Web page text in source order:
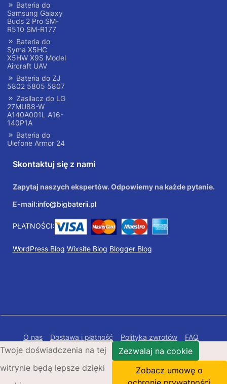
Bateria do
Samsung Galaxy
Buds 2 Pro SM-
R510 SM-R177
Bateria do
Syma X5HC
X5HW X9S Model
Aircraft UAV
Bateria do ZJ
5802 5805 5807
Zasilacz do LG
27MU88-W
A140A001L A16-
140P1A
Bateria do
Ulefone Armor 24
Skontaktuj się z nami
Zapytaj naszych ekspertów. Odpowiemy na każde pytanie.
E-mail:info@bigbaterii.pl
PŁATNOŚCI:
WordPress Blog Wixsite Blog Blogger Blog
O nas Dostawa i płatność Polityka zwrotów
FAQ
Polityka prywatności
Mapa Strony
Copyright © 2026 Bigbaterii.pl. Wszelkie prawa
zastrzeżone.
Twoje doświadczenia na tej
witrynie będą lepsze dzięki
Zezwalaj na cookie
Zobacz umowę o